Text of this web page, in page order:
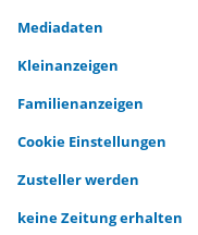
Mediadaten
Kleinanzeigen
Familienanzeigen
Cookie Einstellungen
Zusteller werden
keine Zeitung erhalten